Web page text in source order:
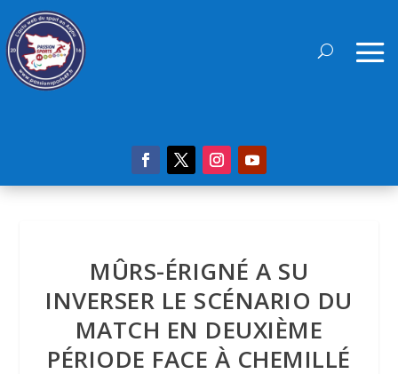
MÛRS-ÉRIGNÉ A SU
INVERSER LE SCÉNARIO DU
MATCH EN DEUXIÈME
PÉRIODE FACE À CHEMILLÉ